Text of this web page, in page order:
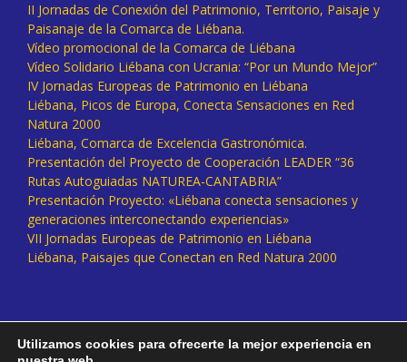
II Jornadas de Conexión del Patrimonio, Territorio, Paisaje y
Paisanaje de la Comarca de Liébana.
Vídeo promocional de la Comarca de Liébana
Vídeo Solidario Liébana con Ucrania: “Por un Mundo Mejor”
IV Jornadas Europeas de Patrimonio en Liébana
Liébana, Picos de Europa, Conecta Sensaciones en Red
Natura 2000
Liébana, Comarca de Excelencia Gastronómica.
Presentación del Proyecto de Cooperación LEADER “36
Rutas Autoguiadas NATUREA-CANTABRIA”
Presentación Proyecto: «Liébana conecta sensaciones y
generaciones interconectando experiencias»
VII Jornadas Europeas de Patrimonio en Liébana
Liébana, Paisajes que Conectan en Red Natura 2000
Utilizamos cookies para ofrecerte la mejor experiencia en